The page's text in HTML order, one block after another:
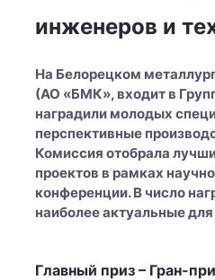
инженеров и
На Белорецком
(АО «БМК», входит в
наградили молодых
перспективные
Комиссия отобрала
проектов в рамках
конференции. В число
наиболее актуальные
Главный приз – Гран-